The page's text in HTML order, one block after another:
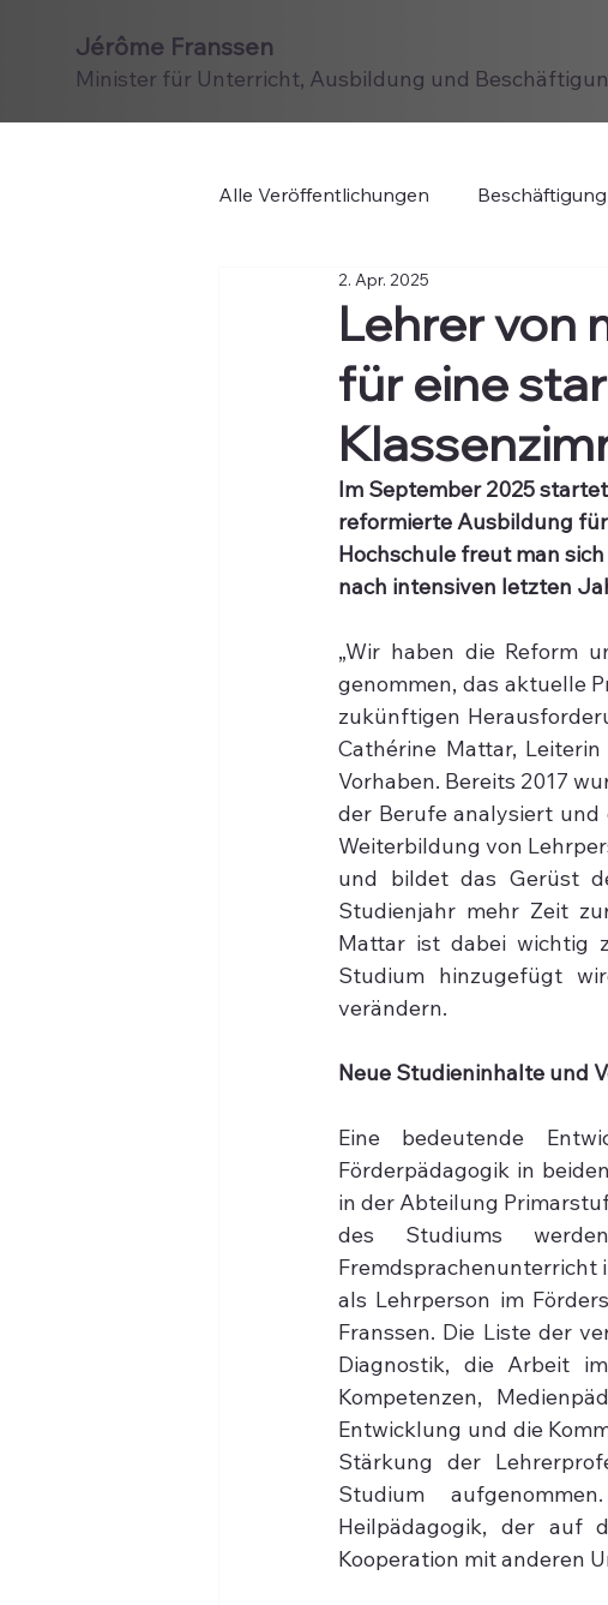
Jérôme Franssen
Minister für Unterricht, Ausbildung und
Alle Veröffentlichungen Beschäftigung
Lehrer von
für eine
2. Apr. 2025
Im September 2025
reformierte Ausbildung
Hochschule freut man
nach intensiven letzten
„Wir haben die Reform
genommen, das aktuelle
zukünftigen
Cathérine Mattar,
Vorhaben. Bereits 2017
der Berufe analysiert
Weiterbildung von
und bildet das Gerüst
Studienjahr mehr Zeit
Mattar ist dabei wichtig
Studium hinzugefügt
verändern.
Neue Studieninhalte und
Eine bedeutende
Förderpädagogik in
in der Abteilung
des Studiums
Fremdsprachenunterricht
als Lehrperson im
Franssen. Die Liste der
Diagnostik, die Arbeit
Kompetenzen,
Entwicklung und die
Stärkung der
Studium
Heilpädagogik, der auf
Kooperation mit anderen